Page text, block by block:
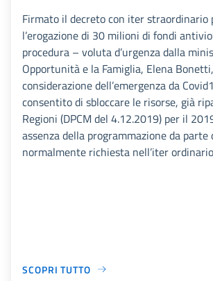
Firmato il decreto con iter straordinario
l’erogazione di 30 milioni di fondi
procedura – voluta d’urgenza dalla
Opportunità e la Famiglia, Elena
considerazione dell’emergenza da
consentito di sbloccare le risorse, già
Regioni (DPCM del 4.12.2019) per il
assenza della programmazione da parte
normalmente richiesta nell’iter
SCOPRI TUTTO